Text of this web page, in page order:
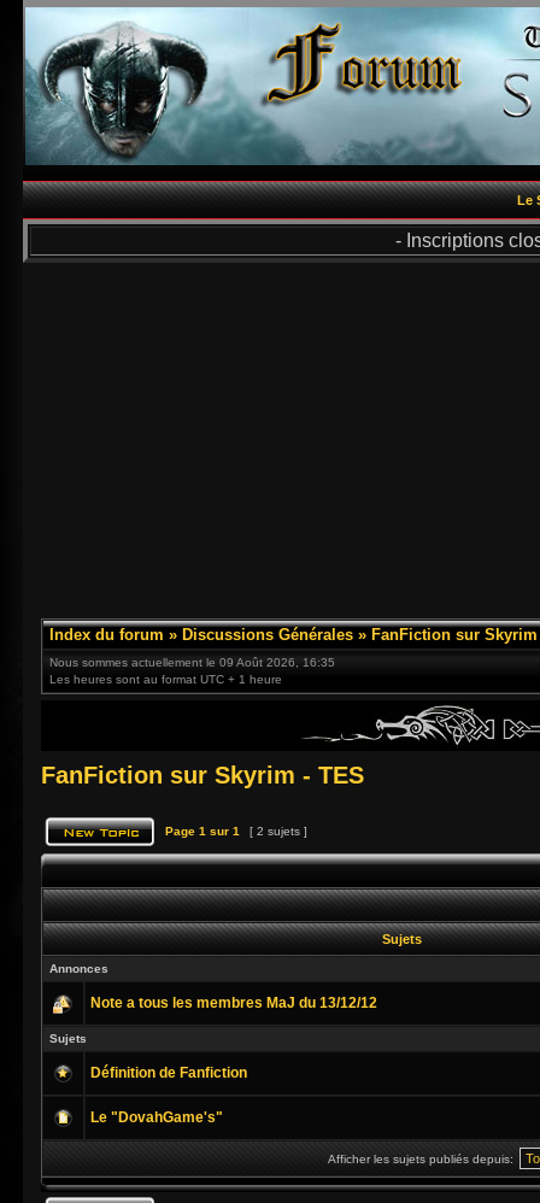
Le
- Inscriptions
Index du forum » Discussions Générales » FanFiction sur Skyrim
Nous sommes actuellement le 09 Août 2026, 16:35
Les heures sont au format UTC + 1 heure
FanFiction sur Skyrim - TES
Page 1 sur 1 [ 2 sujets ]
Sujets
Annonces
Note a tous les membres MaJ du 13/12/12
Sujets
Définition de Fanfiction
Le "DovahGame's"
Afficher les sujets publiés depuis: